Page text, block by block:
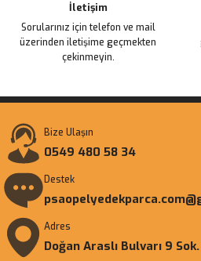
İletişim
Sorularınız için telefon ve mail
üzerinden iletişime geçmekten
çekinmeyin.
Bize Ulaşın
0549 480 58 34
Destek
Adres
Doğan Araslı Bulvarı 9